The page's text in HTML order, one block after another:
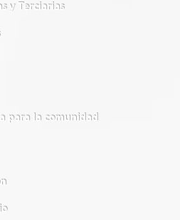
y Terciarias
para la comunidad